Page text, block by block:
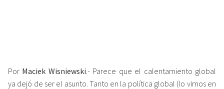
Por Maciek Wisniewski .- Parece que el calentamiento global
ya dejó de ser el asunto. Tanto en la política global (lo vimos en